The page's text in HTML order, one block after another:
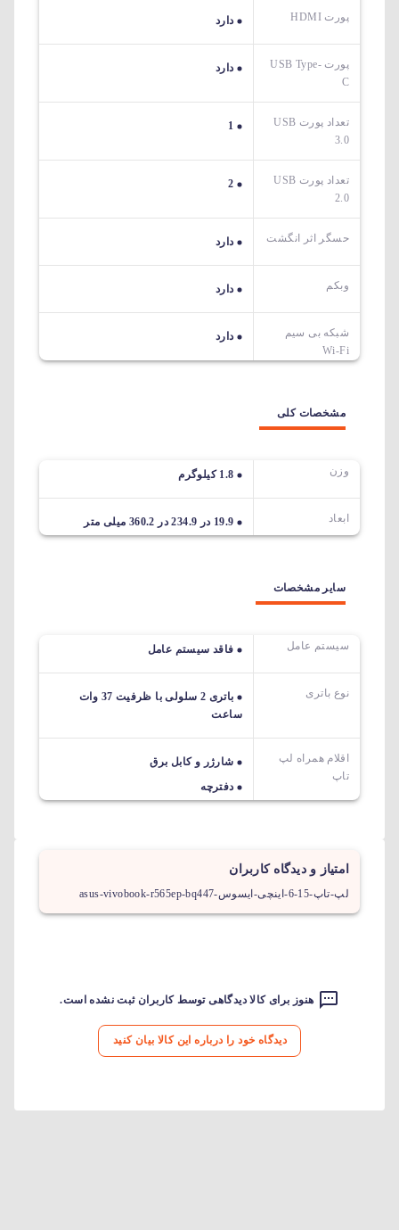
پورت HDMI دارد
پورت USB Type-
C
دارد
تعداد پورت USB
3.0
1
تعداد پورت USB
2.0
2
حسگر اثر انگشت دارد
وبکم دارد
شبکه بی سیم
Wi-Fi
دارد
مشخصات کلی
وزن 1.8 کیلوگرم
ابعاد 19.9 در 234.9 در 360.2 میلی متر
سایر مشخصات
سیستم عامل فاقد سیستم عامل
نوع باتری
باتری 2 سلولی با ظرفیت 37 وات
ساعت
اقلام همراه لپ
تاپ
شارژر و کابل برق
دفترچه
امتیاز و دیدگاه کاربران
لپ-تاپ-15-6-اینچی-ایسوس-asus-vivobook-r565ep-bq447
هنوز برای کالا دیدگاهی توسط کاربران ثبت نشده است.
دیدگاه خود را درباره این کالا بیان کنید